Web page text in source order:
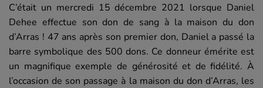
C’était un mercredi 15 décembre 2021 lorsque Daniel
Dehee effectue son don de sang à la maison du don
d’Arras ! 47 ans après son premier don, Daniel a passé la
barre symbolique des 500 dons. Ce donneur émérite est
un magnifique exemple de générosité et de fidélité. À
l’occasion de son passage à la maison du don d’Arras, les